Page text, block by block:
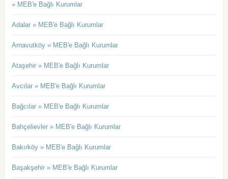
» MEB'e Bağlı Kurumlar
Adalar » MEB'e Bağlı Kurumlar
Arnavutköy » MEB'e Bağlı Kurumlar
Ataşehir » MEB'e Bağlı Kurumlar
Avcılar » MEB'e Bağlı Kurumlar
Bağcılar » MEB'e Bağlı Kurumlar
Bahçelievler » MEB'e Bağlı Kurumlar
Bakırköy » MEB'e Bağlı Kurumlar
Başakşehir » MEB'e Bağlı Kurumlar